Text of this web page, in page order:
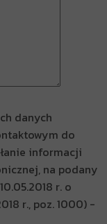
danych
do
informacji
na podany
r. o
r., poz. 1000) -